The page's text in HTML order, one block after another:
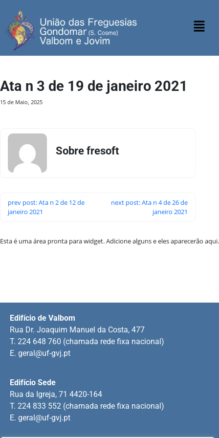
Ata n 3 de 19 de janeiro 2021
15 de Maio, 2025
Sobre fresoft
prev post: Ata n 2 de 12 de
janeiro 2021
next post: Ata n 4 de 26 de
janeiro 2021
Esta é uma área pronta para widget. Adicione alguns e eles aparecerão aqui.
Edifício Sede
Rua da Igreja, 71 4420-164
T. 224 833 552 (chamada rede fixa nacional)
E. geral@uf-gvj.pt
Edifício de Valbom
Rua Dr. Joaquim Manuel da Costa, 477
T. 224 648 760 (chamada rede fixa nacional)
E. geral@uf-gvj.pt